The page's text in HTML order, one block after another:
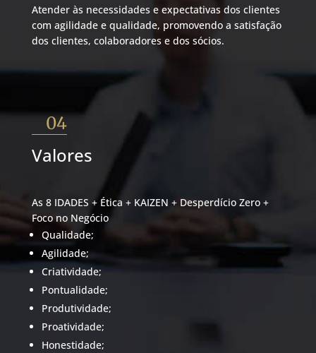
Atender às necessidades e expectativas dos clientes
com agilidade e qualidade, promovendo a satisfação
dos clientes, colaboradores e dos sócios.
04
Valores
As 8 IDADES + Ética + KAIZEN + Desperdício Zero +
Foco no Negócio
Qualidade;
Agilidade;
Criatividade;
Pontualidade;
Produtividade;
Proatividade;
Honestidade;